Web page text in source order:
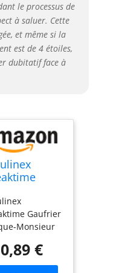
le processus de
à saluer. Cette
et même si la
est de 4 étoiles,
dubitatif face à
Noir
SJ616A12
Gaufrier
Monsieur
Produit
dans son
€